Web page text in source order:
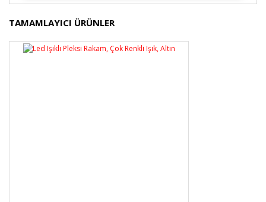
Bu ürünün fiyat bilgisi, resim, ürün açıklamalarında ve
diğer konularda yetersiz gördüğünüz noktaları öneri
formunu kullanarak tarafımıza iletebilirsiniz.
Görüş ve önerileriniz için teşekkür ederiz.
TAMAMLAYICI ÜRÜNLER